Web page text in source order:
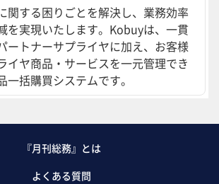
関する困りごとを解決し、業務効率
を実現いたします。Kobuyは、一貫
ートナーサプライヤに加え、お客様
イヤ商品・サービスを一元管理でき
一括購買システムです。
『月刊総務』とは
よくある質問